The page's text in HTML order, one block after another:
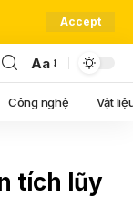
Accept
Font
Resizer
Aa
Công nghệ Vật
tích lũy